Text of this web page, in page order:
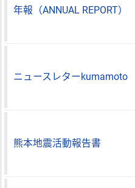
年報（ANNUAL REPORT）
ニュースレターkumamoto
熊本地震活動報告書